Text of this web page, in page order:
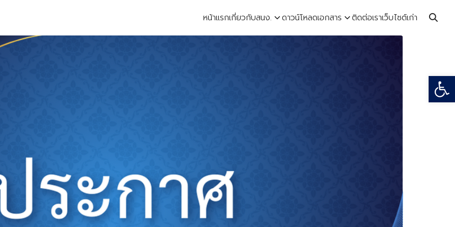
หน้าแรกเกี่ยวกับสนง. ดาวน์โหลดเอกสาร ติดต่อเราเว็บไซต์เก่า